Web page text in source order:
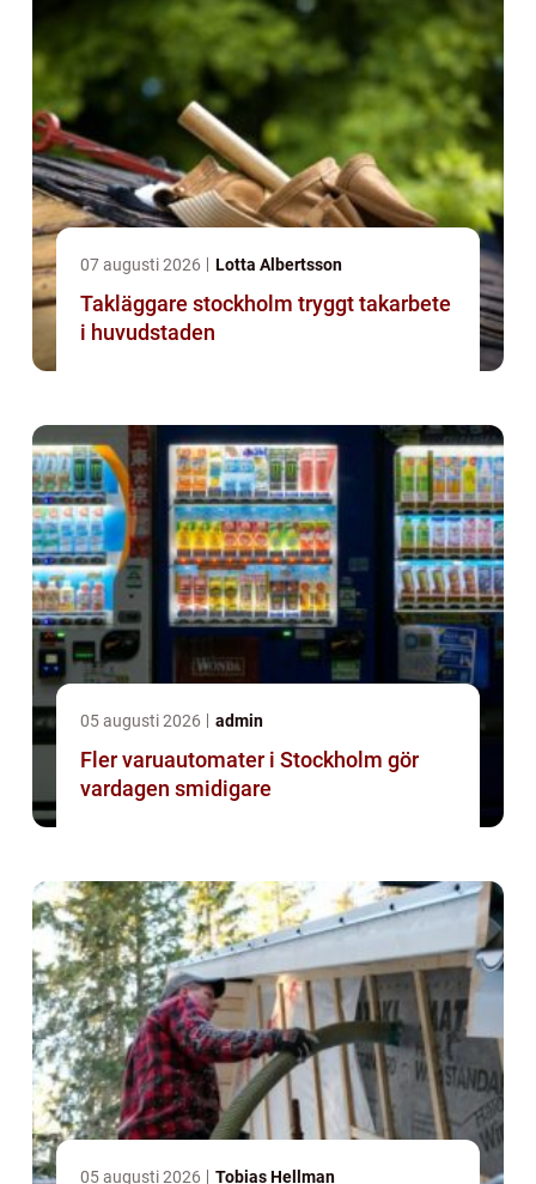
07 augusti 2026 Lotta Albertsson
Takläggare stockholm tryggt takarbete
i huvudstaden
05 augusti 2026 admin
Fler varuautomater i Stockholm gör
vardagen smidigare
05 augusti 2026 Tobias Hellman